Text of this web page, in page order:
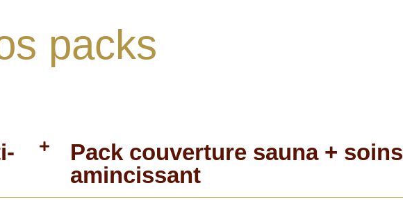
packs
Pack couverture sauna + soins
amincissant